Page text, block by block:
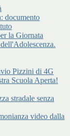
documento
la Giornata
Pizzini di 4G
Scuola Aperta!
stradale senza
video dalla